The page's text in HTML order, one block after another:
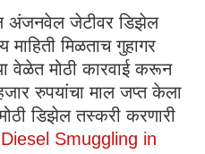
अंजनवेल जेटीवर डिझेल
माहिती मिळताच गुहागर
वेळेत मोठी कारवाई करून
रुपयांचा माल जप्त केला
डिझेल तस्करी करणारी
Diesel Smuggling in